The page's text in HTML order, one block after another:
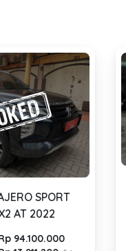
SPORT
AT 2022
94.100.000